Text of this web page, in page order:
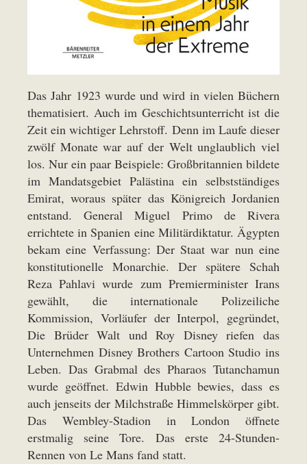
Das Jahr 1923 wurde und wird in vielen Büchern
thematisiert. Auch im Geschichtsunterricht ist die
Zeit ein wichtiger Lehrstoff. Denn im Laufe dieser
zwölf Monate war auf der Welt unglaublich viel
los. Nur ein paar Beispiele: Großbritannien bildete
im Mandatsgebiet Palästina ein selbstständiges
Emirat, woraus später das Königreich Jordanien
entstand. General Miguel Primo de Rivera
errichtete in Spanien eine Militärdiktatur. Ägypten
bekam eine Verfassung: Der Staat war nun eine
konstitutionelle Monarchie. Der spätere Schah
Reza Pahlavi wurde zum Premierminister Irans
gewählt, die internationale Polizeiliche
Kommission, Vorläufer der Interpol, gegründet,
Die Brüder Walt und Roy Disney riefen das
Unternehmen Disney Brothers Cartoon Studio ins
Leben. Das Grabmal des Pharaos Tutanchamun
wurde geöffnet. Edwin Hubble bewies, dass es
auch jenseits der Milchstraße Himmelskörper gibt.
Das Wembley-Stadion in London öffnete
erstmalig seine Tore. Das erste 24-Stunden-
Rennen von Le Mans fand statt.